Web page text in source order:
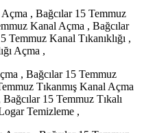
, Bağcılar 15 Temmuz
Kanal Açma , Bağcılar
Temmuz Kanal Tıkanıklığı ,
Açma ,
, Bağcılar 15 Temmuz
Tıkanmış Kanal Açma
15 Temmuz Tıkalı
Temizleme ,